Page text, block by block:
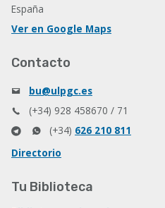
España
Ver en Google Maps
Contacto
bu@ulpgc.es
(+34) 928 458670 / 71
(+34) 626 210 811
Directorio
Tu Biblioteca